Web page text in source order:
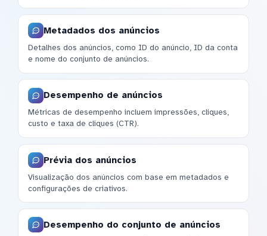
Metadados dos anúncios
Detalhes dos anúncios, como ID do anúncio, ID da conta
e nome do conjunto de anúncios.
Desempenho de anúncios
Métricas de desempenho incluem impressões, cliques,
custo e taxa de cliques (CTR).
Prévia dos anúncios
Visualização dos anúncios com base em metadados e
configurações de criativos.
Desempenho do conjunto de anúncios